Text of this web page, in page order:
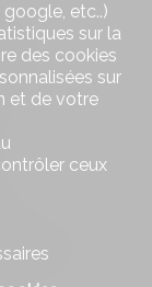
vous
etc..)
sur la
des cookies
sur
et de votre
ceux